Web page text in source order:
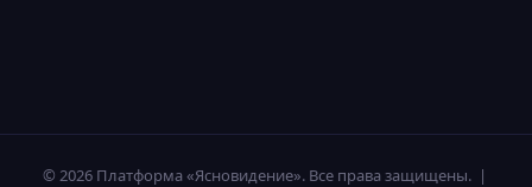
© 2026 Платформа «Ясновидение». Все права защищены. |